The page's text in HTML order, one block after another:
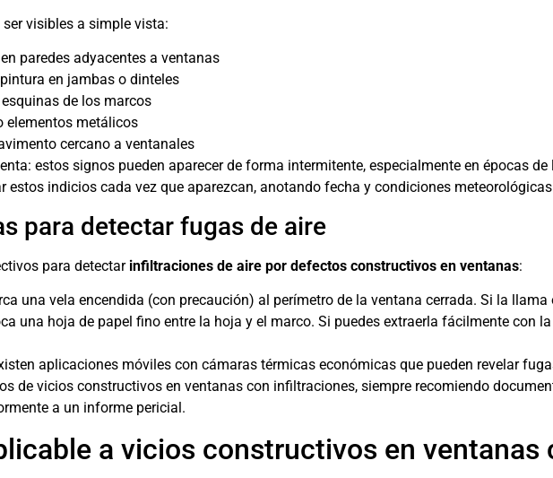
visibles a simple vista:
paredes adyacentes a ventanas
en jambas o dinteles
de los marcos
elementos metálicos
cercano a ventanales
estos signos pueden aparecer de forma intermitente, especialmente en épocas
estos indicios cada vez que aparezcan, anotando fecha y condiciones
para detectar fugas de aire
para detectar infiltraciones de aire por defectos constructivos en ventanas:
una vela encendida (con precaución) al perímetro de la ventana cerrada. Si la
una hoja de papel fino entre la hoja y el marco. Si puedes extraerla fácilmente con
aplicaciones móviles con cámaras térmicas económicas que pueden revelar
de vicios constructivos en ventanas con infiltraciones, siempre recomiendo
a un informe pericial.
a vicios constructivos en